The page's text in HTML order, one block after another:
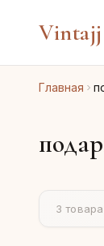
Vintajj
Главная
3 товара